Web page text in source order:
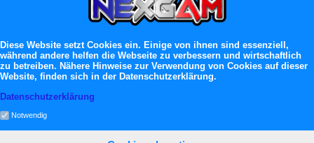
Im Forum sind zur Zeit 5827 Benutzer online
Es erwarten dich:
13.119 registrierte Mitglieder
71.046 Themen
Diese Website setzt Cookies ein. Einige von ihnen sind essenziell,
während andere helfen die Webseite zu verbessern und wirtschaftlich
zu betreiben. Nähere Hinweise zur Verwendung von Cookies auf dieser
Website, finden sich in der Datenschutzerklärung.
Datenschutzerklärung
Notwendig